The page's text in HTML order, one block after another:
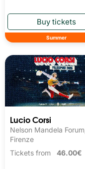
Summer
Lucio Corsi
Nelson Mandela Forum,
Firenze
Tickets from 46.00€